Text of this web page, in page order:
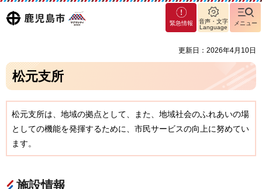
鹿児島
マグ
マシ
緊急情報
音声・文字
Language
メニュー
更新日：2026年4月10日
松元支所
松元支所は、地域の拠点として、また、地域社会のふれあいの場
としての機能を発揮するために、市民サービスの向上に努めてい
ます。
施設情報